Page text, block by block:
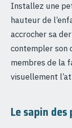
Installez une
hauteur de
accrocher sa
contempler
membres de la
visuellement
Le sapin